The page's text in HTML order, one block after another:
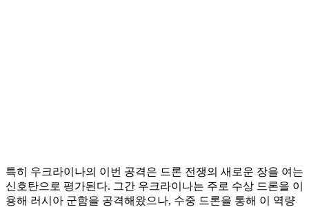
특히 우크라이나의 이번 공격은 드론 전쟁의 새로운 장을 여는
신호탄으로 평가된다. 그간 우크라이나는 주로 수상 드론을 이
용해 러시아 군함을 공격해왔으나, 수중 드론을 통해 이 역량